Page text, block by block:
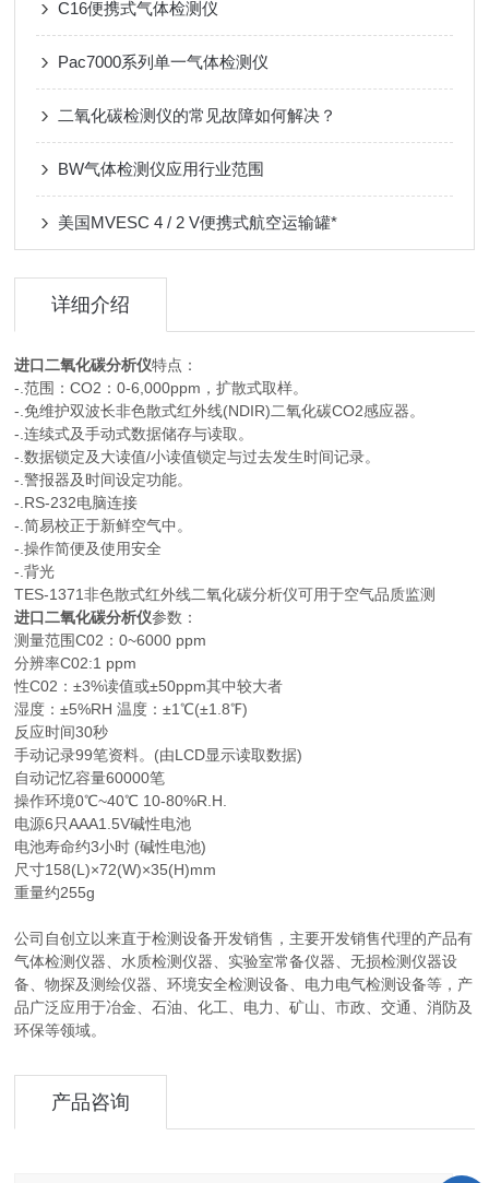
C16便携式气体检测仪
Pac7000系列单一气体检测仪
二氧化碳检测仪的常见故障如何解决？
BW气体检测仪应用行业范围
美国MVESC 4 / 2 V便携式航空运输罐*
详细介绍
进口二氧化碳分析仪特点：
-.范围：CO2：0-6,000ppm，扩散式取样。
-.免维护双波长非色散式红外线(NDIR)二氧化碳CO2感应器。
-.连续式及手动式数据储存与读取。
-.数据锁定及大读值/小读值锁定与过去发生时间记录。
-.警报器及时间设定功能。
-.RS-232电脑连接
-.简易校正于新鲜空气中。
-.操作简便及使用安全
-.背光
TES-1371非色散式红外线二氧化碳分析仪可用于空气品质监测
进口二氧化碳分析仪参数：
测量范围C02：0~6000 ppm
分辨率C02:1 ppm
性C02：±3%读值或±50ppm其中较大者
湿度：±5%RH 温度：±1℃(±1.8℉)
反应时间30秒
手动记录99笔资料。(由LCD显示读取数据)
自动记忆容量60000笔
操作环境0℃~40℃ 10-80%R.H.
电源6只AAA1.5V碱性电池
电池寿命约3小时 (碱性电池)
尺寸158(L)×72(W)×35(H)mm
重量约255g
公司自创立以来直于检测设备开发销售，主要开发销售代理的产品有
气体检测仪器、水质检测仪器、实验室常备仪器、无损检测仪器设
备、物探及测绘仪器、环境安全检测设备、电力电气检测设备等，产
品广泛应用于冶金、石油、化工、电力、矿山、市政、交通、消防及
环保等领域。
产品咨询